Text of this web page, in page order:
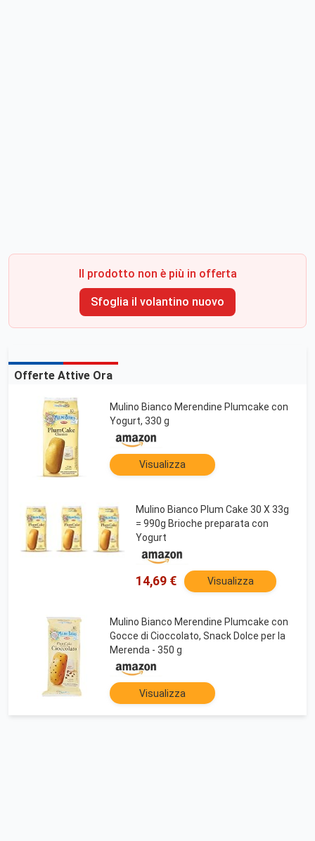
Il prodotto non è più in offerta
Sfoglia il volantino nuovo
Offerte Attive Ora
Mulino Bianco Merendine Plumcake con
Yogurt, 330 g
Visualizza
Mulino Bianco Plum Cake 30 X 33g
= 990g Brioche preparata con
Yogurt
14,69 € Visualizza
Mulino Bianco Merendine Plumcake con
Gocce di Cioccolato, Snack Dolce per la
Merenda - 350 g
Visualizza